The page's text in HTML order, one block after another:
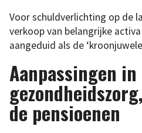
Voor schuldverlichting op de
verkoop van belangrijke
aangeduid als de
Aanpassingen in
de pensioenen